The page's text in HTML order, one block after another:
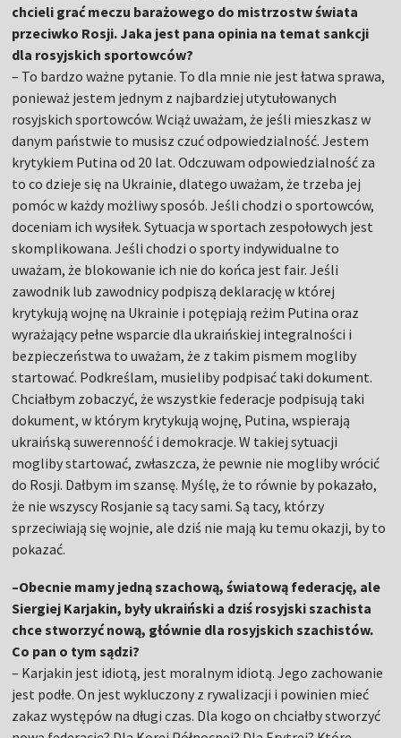
chcieli grać meczu barażowego do mistrzostw świata
przeciwko Rosji. Jaka jest pana opinia na temat sankcji
dla rosyjskich sportowców?
– To bardzo ważne pytanie. To dla mnie nie jest łatwa sprawa,
ponieważ jestem jednym z najbardziej utytułowanych
rosyjskich sportowców. Wciąż uważam, że jeśli mieszkasz w
danym państwie to musisz czuć odpowiedzialność. Jestem
krytykiem Putina od 20 lat. Odczuwam odpowiedzialność za
to co dzieje się na Ukrainie, dlatego uważam, że trzeba jej
pomóc w każdy możliwy sposób. Jeśli chodzi o sportowców,
doceniam ich wysiłek. Sytuacja w sportach zespołowych jest
skomplikowana. Jeśli chodzi o sporty indywidualne to
uważam, że blokowanie ich nie do końca jest fair. Jeśli
zawodnik lub zawodnicy podpiszą deklarację w której
krytykują wojnę na Ukrainie i potępiają reżim Putina oraz
wyrażający pełne wsparcie dla ukraińskiej integralności i
bezpieczeństwa to uważam, że z takim pismem mogliby
startować. Podkreślam, musieliby podpisać taki dokument.
Chciałbym zobaczyć, że wszystkie federacje podpisują taki
dokument, w którym krytykują wojnę, Putina, wspierają
ukraińską suwerenność i demokracje. W takiej sytuacji
mogliby startować, zwłaszcza, że pewnie nie mogliby wrócić
do Rosji. Dałbym im szansę. Myślę, że to równie by pokazało,
że nie wszyscy Rosjanie są tacy sami. Są tacy, którzy
sprzeciwiają się wojnie, ale dziś nie mają ku temu okazji, by to
pokazać.
–Obecnie mamy jedną szachową, światową federację, ale
Siergiej Karjakin, były ukraiński a dziś rosyjski szachista
chce stworzyć nową, głównie dla rosyjskich szachistów.
Co pan o tym sądzi?
– Karjakin jest idiotą, jest moralnym idiotą. Jego zachowanie
jest podłe. On jest wykluczony z rywalizacji i powinien mieć
zakaz występów na długi czas. Dla kogo on chciałby stworzyć